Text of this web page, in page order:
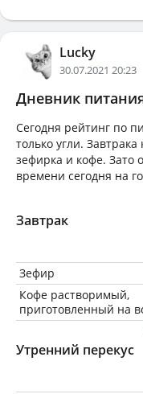
Lucky
30.07.2021 20:23
Дневник
Сегодня рейтинг по
только угли.
зефирка и кофе. Зато
времени сегодня на
Завтрак
Зефир
Кофе растворимый,
приготовленный на
Утренний перекус